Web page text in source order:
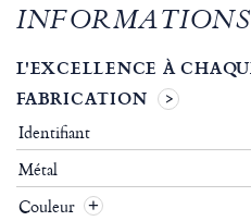
L'EXCELLENCE À
FABRICATION
Identifiant
Métal
Couleur